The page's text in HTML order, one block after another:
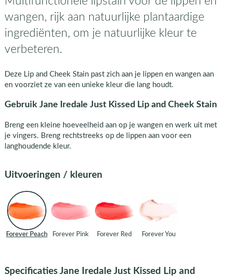
wangen, rijk aan natuurlijke plantaardige
ingrediënten, om je natuurlijke kleur te
verbeteren.
Deze Lip and Cheek Stain past zich aan je lippen en wangen aan
en voorziet ze van een unieke kleur die lang houdt.
Gebruik Jane Iredale Just Kissed Lip and Cheek Stain
Breng een kleine hoeveelheid aan op je wangen en werk uit met
je vingers. Breng rechtstreeks op de lippen aan voor een
langhoudende kleur.
Uitvoeringen / kleuren
Forever Peach Forever Pink Forever Red Forever You
Specificaties Jane Iredale Just Kissed Lip and